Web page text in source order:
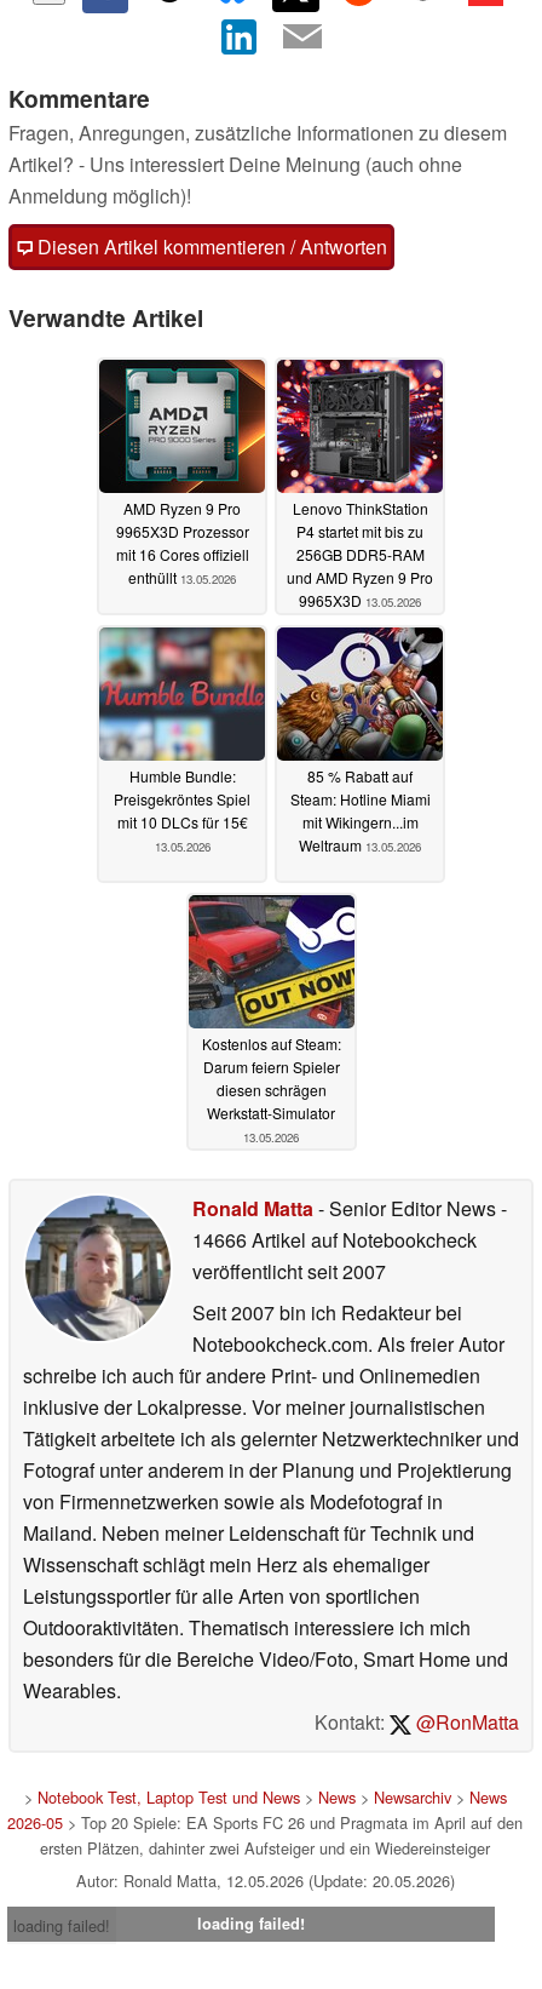
Kommentare
Fragen, Anregungen, zusätzliche Informationen zu diesem
Artikel? - Uns interessiert Deine Meinung (auch ohne
Anmeldung möglich)!
Diesen Artikel kommentieren / Antworten
Verwandte Artikel
AMD Ryzen 9 Pro
9965X3D Prozessor
mit 16 Cores offiziell
enthüllt 13.05.2026
Lenovo ThinkStation
P4 startet mit bis zu
256GB DDR5-RAM
und AMD Ryzen 9 Pro
9965X3D 13.05.2026
Humble Bundle:
Preisgekröntes Spiel
mit 10 DLCs für 15€
13.05.2026
85 % Rabatt auf
Steam: Hotline Miami
mit Wikingern...im
Weltraum 13.05.2026
Kostenlos auf Steam:
Darum feiern Spieler
diesen schrägen
Werkstatt-Simulator
13.05.2026
Ronald Matta- Senior Editor News-
14666 Artikel auf Notebookcheck
veröffentlichtseit 2007
Seit 2007 bin ich Redakteur bei
Notebookcheck.com. Als freier Autor
schreibe ich auch für andere Print- und Onlinemedien
inklusive der Lokalpresse. Vor meiner journalistischen
Tätigkeit arbeitete ich als gelernter Netzwerktechniker und
Fotograf unter anderem in der Planung und Projektierung
von Firmennetzwerken sowie als Modefotograf in
Mailand. Neben meiner Leidenschaft für Technik und
Wissenschaft schlägt mein Herz als ehemaliger
Leistungssportler für alle Arten von sportlichen
Outdooraktivitäten. Thematisch interessiere ich mich
besonders für die Bereiche Video/Foto, Smart Home und
Wearables.
Kontakt:
@RonMatta
> Notebook Test, Laptop Test und News> News> Newsarchiv> News
2026-05 > Top 20 Spiele: EA Sports FC 26 und Pragmata im April auf den
ersten Plätzen, dahinter zwei Aufsteiger und ein Wiedereinsteiger
Autor: Ronald Matta, 12.05.2026 (Update: 20.05.2026)
loading failed!
loading failed!